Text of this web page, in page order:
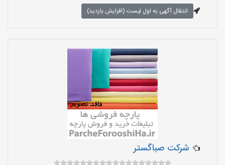
انتقال آگهی به اول لیست (افزایش بازدید)
شرکت صباگستر